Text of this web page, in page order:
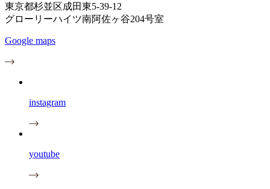
東京都杉並区成田東5-39-12
グローリーハイツ南阿佐ヶ谷204号室
Google maps
instagram
youtube